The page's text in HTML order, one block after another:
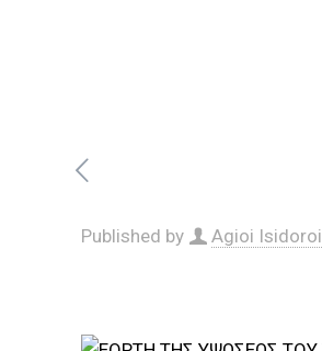
Published by Agioi Isidoroi